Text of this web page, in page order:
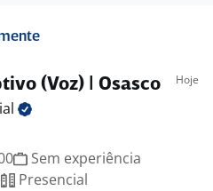
(Voz) | Osasco Hoje
Sem experiência
Presencial